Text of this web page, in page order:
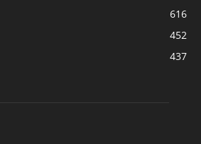
616
452
437